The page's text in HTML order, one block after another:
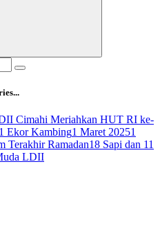
Cimahi Meriahkan HUT RI ke-
1 Ekor Kambing1 Maret 20251
Terakhir Ramadan18 Sapi dan 11
LDII